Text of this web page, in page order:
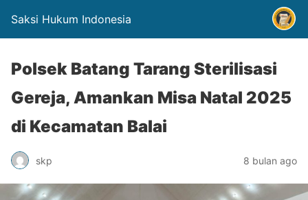
Saksi Hukum Indonesia
Polsek Batang Tarang Sterilisasi
Gereja, Amankan Misa Natal 2025
di Kecamatan Balai
skp 8 bulan ago